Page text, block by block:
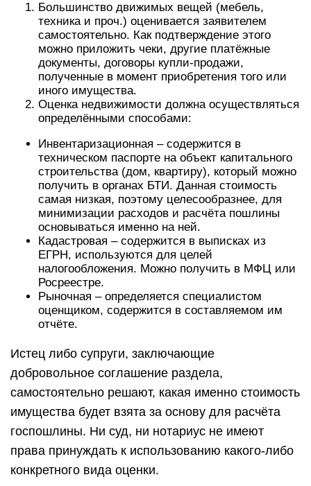
Большинство движимых вещей (мебель,
техника и проч.) оценивается заявителем
самостоятельно. Как подтверждение этого
можно приложить чеки, другие платёжные
документы, договоры купли-продажи,
полученные в момент приобретения того или
иного имущества.
Оценка недвижимости должна осуществляться
определёнными способами:
Инвентаризационная – содержится в
техническом паспорте на объект капитального
строительства (дом, квартиру), который можно
получить в органах БТИ. Данная стоимость
самая низкая, поэтому целесообразнее, для
минимизации расходов и расчёта пошлины
основываться именно на ней.
Кадастровая – содержится в выписках из
ЕГРН, используются для целей
налогообложения. Можно получить в МФЦ или
Росреестре.
Рыночная – определяется специалистом
оценщиком, содержится в составляемом им
отчёте.
Истец либо супруги, заключающие
добровольное соглашение раздела,
самостоятельно решают, какая именно стоимость
имущества будет взята за основу для расчёта
госпошлины. Ни суд, ни нотариус не имеют
права принуждать к использованию какого-либо
конкретного вида оценки.